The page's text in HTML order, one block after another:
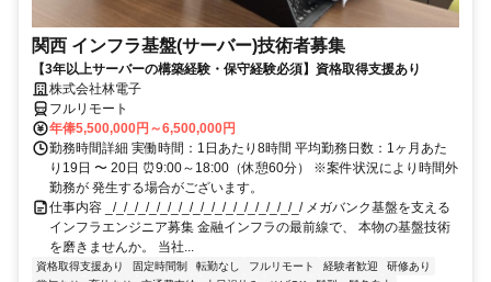
関西 インフラ基盤(サーバー)技術者募集
【3年以上サーバーの構築経験・保守経験必須】資格取得支援あり
株式会社林電子
フルリモート
年俸5,500,000円～6,500,000円
勤務時間詳細 実働時間：1日あたり8時間 平均勤務日数：1ヶ月あた
り19日 〜 20日 ⏰9:00～18:00（休憩60分） ※案件状況により時間外
勤務が 発生する場合がございます。
仕事内容 _/_/_/_/_/_/_/_/_/_/_/_/_/_/_/_/_/_/ メガバンク基盤を支える
インフラエンジニア募集 金融インフラの最前線で、 本物の基盤技術
を磨きませんか。 当社...
資格取得支援あり 固定時間制 転勤なし フルリモート 経験者歓迎
研修あり